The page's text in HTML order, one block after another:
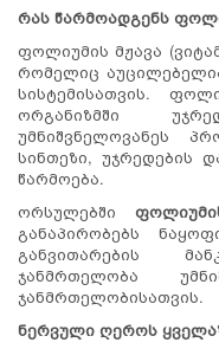
რას წარმოადგენს
ფოლიუმის მჟავა
რომელიც
სისტემისათვის.
ორგანიზმში
უმნიშვნელოვანეს
სინთეზი, უჯრედების
წარმოება.
ორსულებში
განაპირობებს
განვითარების
ჯანმრთელობა
ჯანმრთელობისათვის.
ნერვული ღეროს